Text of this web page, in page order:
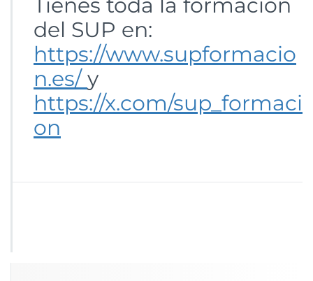
del SUP en:
https://www.supformacio
n.es/y
https://x.com/sup_formaci
on